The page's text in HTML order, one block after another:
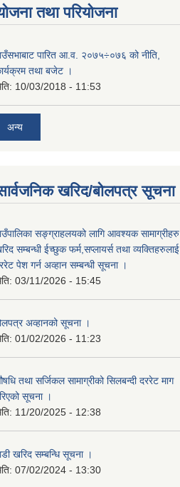
तथा परियोजना
पारित आ.व. २०७५÷०७६ को नीति,
तथा बजेट ।
10/03/2018 - 11:53
अन्य
खरिद/बोलपत्र सूचना
सङ्ग्राहलयको लागि आवश्यक सामाग्रीहरु
सम्बन्धी ईच्छुक फर्म,सप्लायर्स तथा व्यक्तिहरुलाई
पेश गर्न अव्हान सम्बन्धी सूचना ।
03/11/2026 - 15:45
अव्हानको सूचना ।
01/02/2026 - 11:23
तथा सर्जिकल सामाग्रीको सिलबन्दी दररेट माग
सूचना ।
11/20/2025 - 12:38
खरिद सम्बन्धि सूचना ।
07/02/2024 - 13:30